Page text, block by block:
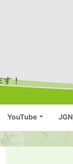
YouTube